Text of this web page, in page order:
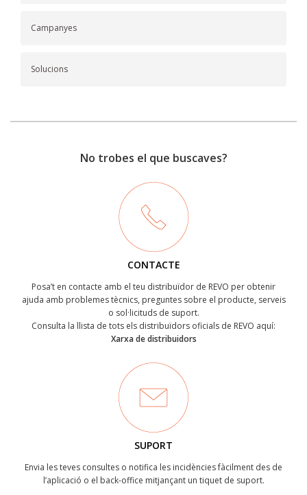
Campanyes
Solucions
No trobes el que buscaves?
CONTACTE
Posa’t en contacte amb el teu distribuïdor de REVO per obtenir
ajuda amb problemes tècnics, preguntes sobre el producte, serveis
o sol·licituds de suport.
Consulta la llista de tots els distribuïdors oficials de REVO aquí:
Xarxa de distribuidors
SUPORT
Envia les teves consultes o notifica les incidències fàcilment des de
l’aplicació o el back-office mitjançant un tiquet de suport.